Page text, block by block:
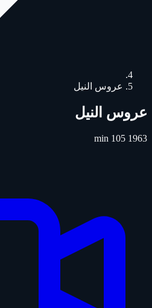
عروس النيل
عروس النيل
1963
105 min